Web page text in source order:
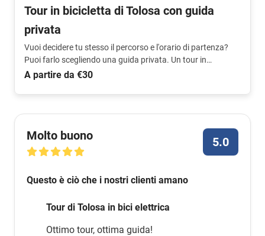
Tour in bicicletta di Tolosa con guida
privata
Vuoi decidere tu stesso il percorso e l'orario di partenza?
Puoi farlo scegliendo una guida privata. Un tour in
bicicletta unico, da non perdere.
A partire da €30
Molto buono 5.0
Questo è ciò che i nostri clienti amano
Tour di Tolosa in bici elettrica
Ottimo tour, ottima guida!